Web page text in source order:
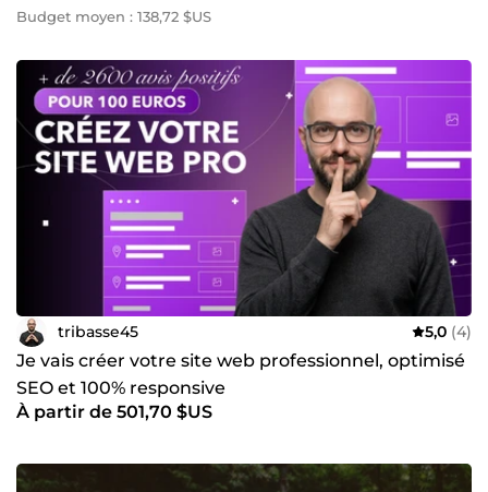
Budget moyen : 138,72 $US
tribasse45 5,0 (4)
Je vais créer votre site web professionnel, optimisé
SEO et 100% responsive
À partir de 501,70 $US